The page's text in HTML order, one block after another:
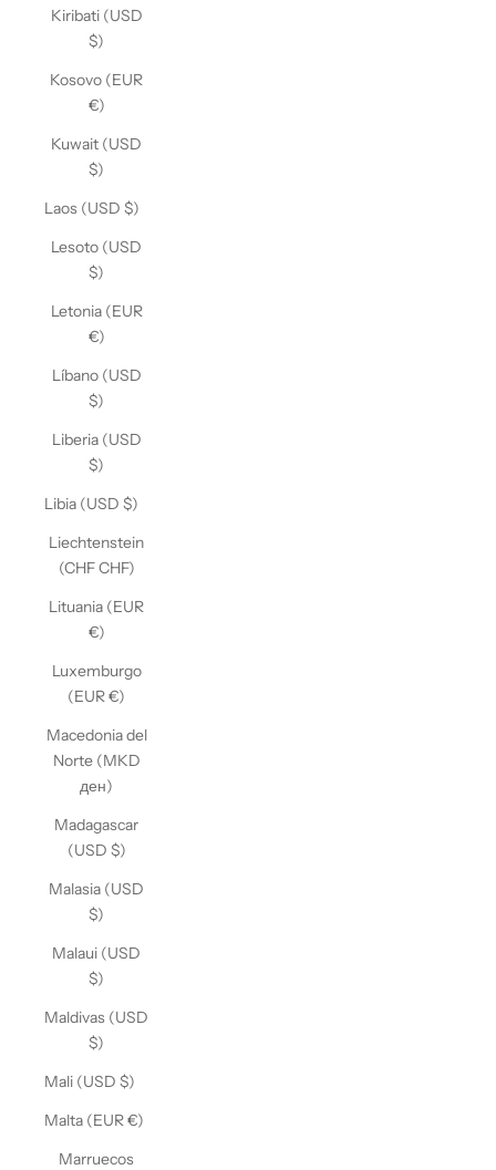
Kiribati (USD
$)
Kosovo (EUR
€)
Kuwait (USD
$)
Laos (USD $)
Lesoto (USD
$)
Letonia (EUR
€)
Líbano (USD
$)
Liberia (USD
$)
Libia (USD $)
Liechtenstein
(CHF CHF)
Lituania (EUR
€)
Luxemburgo
(EUR €)
Macedonia del
Norte (MKD
ден)
Madagascar
(USD $)
Malasia (USD
$)
Malaui (USD
$)
Maldivas (USD
$)
Mali (USD $)
Malta (EUR €)
Marruecos